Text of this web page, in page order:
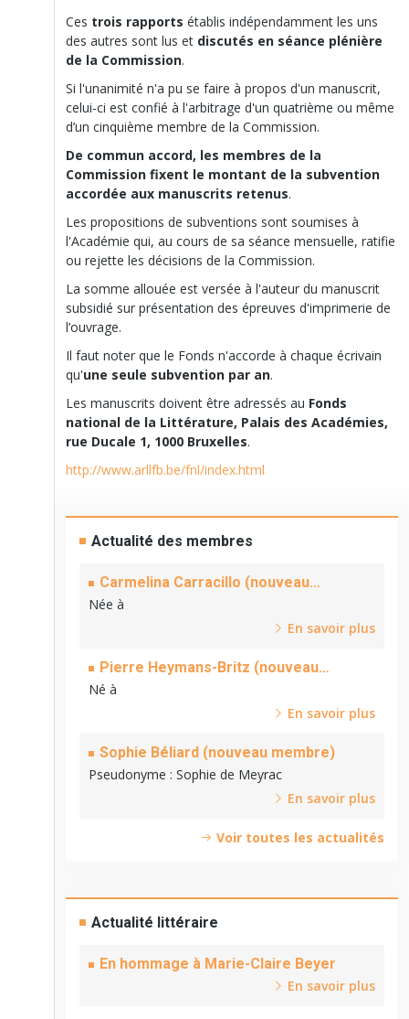
Ces trois rapports établis indépendamment les uns
des autres sont lus et discutés en séance plénière
de la Commission.
Si l'unanimité n'a pu se faire à propos d'un manuscrit,
celui-ci est confié à l'arbitrage d'un quatrième ou même
d’un cinquième membre de la Commission.
De commun accord, les membres de la
Commission fixent le montant de la subvention
accordée aux manuscrits retenus.
Les propositions de subventions sont soumises à
l'Académie qui, au cours de sa séance mensuelle, ratifie
ou rejette les décisions de la Commission.
La somme allouée est versée à l'auteur du manuscrit
subsidié sur présentation des épreuves d'imprimerie de
l’ouvrage.
Il faut noter que le Fonds n'accorde à chaque écrivain
qu'une seule subvention par an.
Les manuscrits doivent être adressés au Fonds
national de la Littérature, Palais des Académies,
rue Ducale 1, 1000 Bruxelles.
http://www.arllfb.be/fnl/index.html
Actualité des membres
Carmelina Carracillo (nouveau
membre)
Née à
En savoir plus
Pierre Heymans-Britz (nouveau
membre)
Né à
En savoir plus
Sophie Béliard (nouveau membre)
Pseudonyme : Sophie de Meyrac
En savoir plus
Voir toutes les actualités
Actualité littéraire
En hommage à Marie-Claire Beyer
En savoir plus